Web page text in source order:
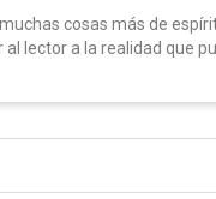
cosas más de
al lector a la realidad que